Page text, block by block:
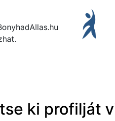
ki profilját